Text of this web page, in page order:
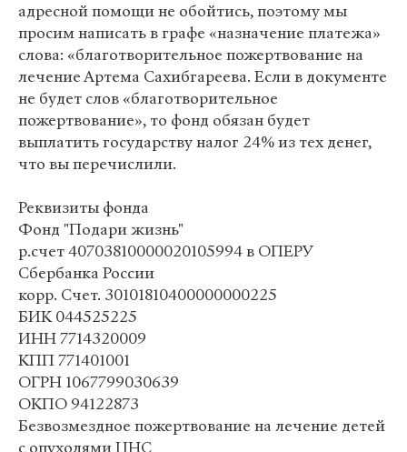
адресной помощи не обойтись, поэтому мы
просим написать в графе «назначение платежа»
слова: «благотворительное пожертвование на
лечение Артема Сахибгареева. Если в документе
не будет слов «благотворительное
пожертвование», то фонд обязан будет
выплатить государству налог 24% из тех денег,
что вы перечислили.
Реквизиты фонда
Фонд "Подари жизнь"
р.счет 40703810000020105994 в ОПЕРУ
Сбербанка России
корр. Счет. 30101810400000000225
БИК 044525225
ИНН 7714320009
КПП 771401001
ОГРН 1067799030639
ОКПО 94122873
Безвозмездное пожертвование на лечение детей